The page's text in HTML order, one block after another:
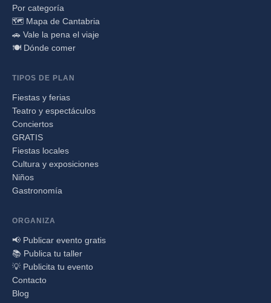
Por categoría
🗺️ Mapa de Cantabria
🚗 Vale la pena el viaje
🍽️ Dónde comer
TIPOS DE PLAN
Fiestas y ferias
Teatro y espectáculos
Conciertos
GRATIS
Fiestas locales
Cultura y exposiciones
Niños
Gastronomía
ORGANIZA
📢 Publicar evento gratis
📚 Publica tu taller
💡 Publicita tu evento
Contacto
Blog